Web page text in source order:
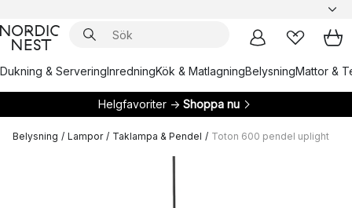
Dukning & ServeringInredningKök & MatlagningBelysningMattor &
Helgfavoriter → Shoppa nu
Belysning / Lampor / Taklampa & Pendel / Toton 600 pendel uplight